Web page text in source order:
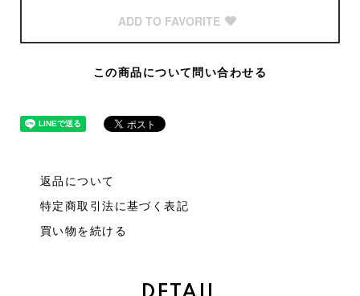
ADD TO FAVORITE
この商品について問い合わせる
返品について
特定商取引法に基づく表記
買い物を続ける